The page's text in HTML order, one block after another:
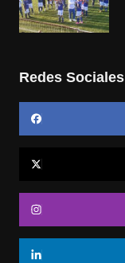
Redes Sociales